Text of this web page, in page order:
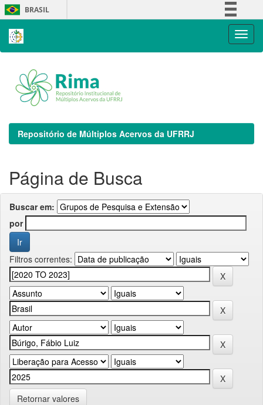
Skip
navigation
BRASIL
Repositório de Múltiplos Acervos da UFRRJ
Página de Busca
Buscar em:
por
Filtros correntes:
Retornar valores